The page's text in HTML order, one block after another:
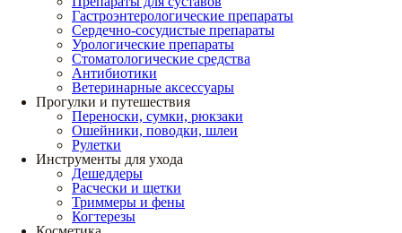
Гастроэнтерологические препараты
Сердечно-сосудистые препараты
Урологические препараты
Стоматологические средства
Антибиотики
Ветеринарные аксессуары
Прогулки и путешествия
Переноски, сумки, рюкзаки
Ошейники, поводки, шлеи
Рулетки
Инструменты для ухода
Дешеддеры
Расчески и щетки
Триммеры и фены
Когтерезы